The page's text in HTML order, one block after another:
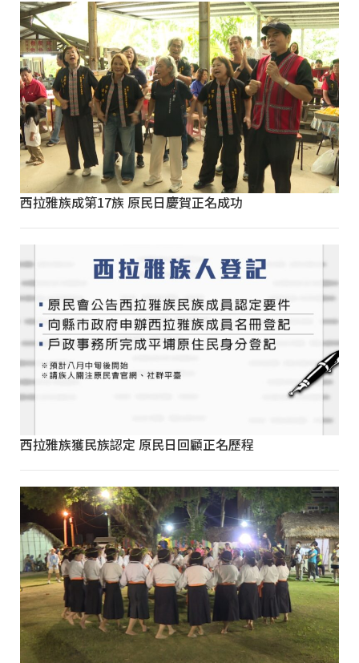
西拉雅族成第17族 原民日慶賀正名成功
西拉雅族獲民族認定 原民日回顧正名歷程